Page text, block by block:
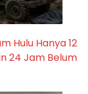
Hulu Hanya 12
24 Jam Belum